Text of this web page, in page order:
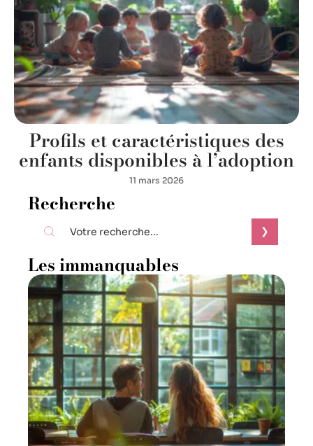
Profils et caractéristiques des
enfants disponibles à l’adoption
11 mars 2026
Recherche
Les immanquables